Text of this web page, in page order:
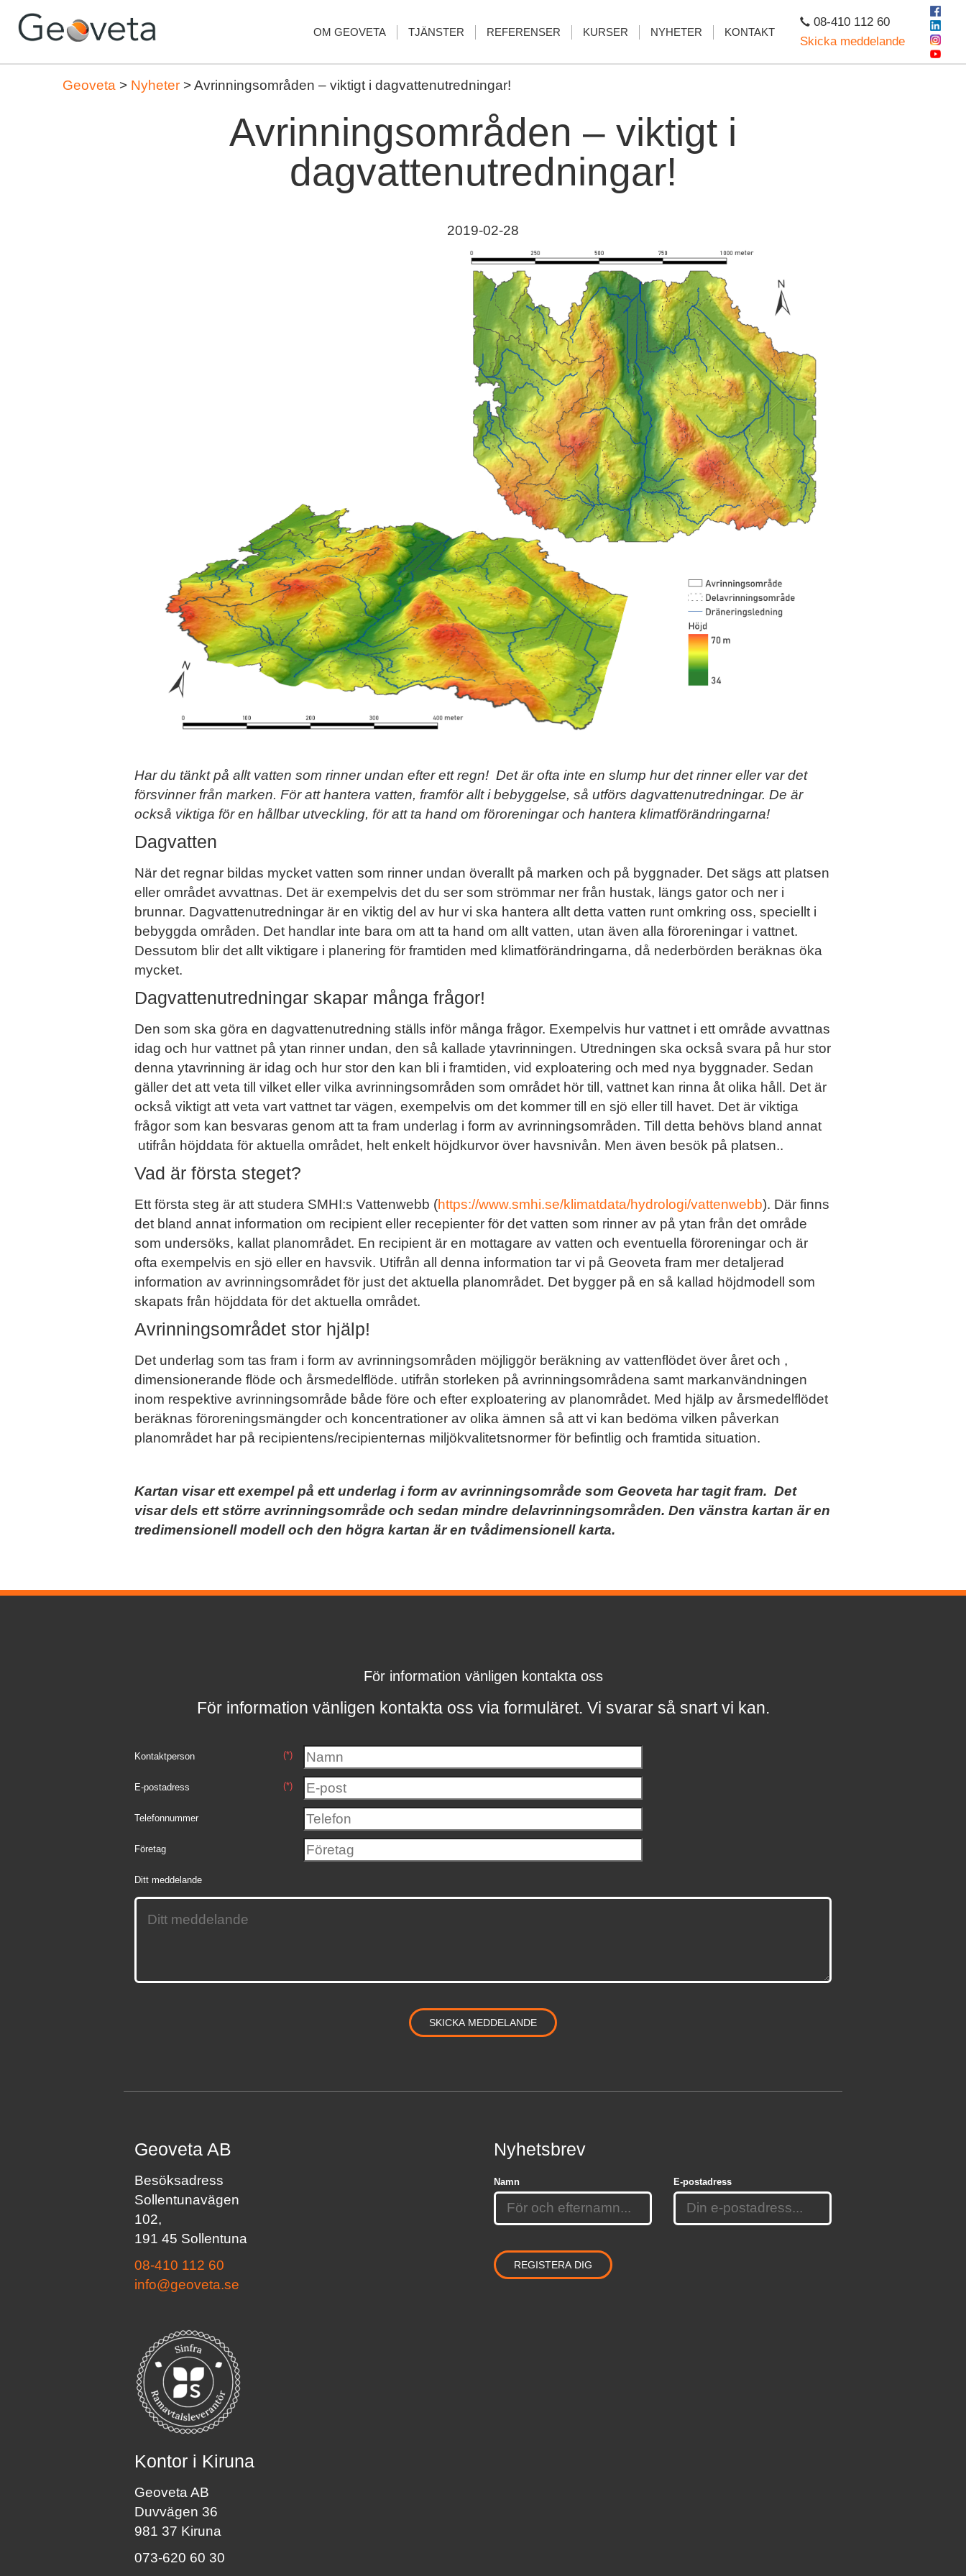
08-410 112 60
Skicka meddelande
OM GEOVETA TJÄNSTER REFERENSER KURSER NYHETER KONTAKT
Geoveta > Nyheter >Avrinningsområden – viktigt i dagvattenutredningar!
Avrinningsområden – viktigt i
dagvattenutredningar!
2019-02-28
Har du tänkt på allt vatten som rinner undan efter ett regn! Det är ofta inte en slump hur det rinner eller var det
försvinner från marken. För att hantera vatten, framför allt i bebyggelse, så utförs dagvattenutredningar. De är
också viktiga för en hållbar utveckling, för att ta hand om föroreningar och hantera klimatförändringarna!
Dagvatten
När det regnar bildas mycket vatten som rinner undan överallt på marken och på byggnader. Det sägs att platsen
eller området avvattnas. Det är exempelvis det du ser som strömmar ner från hustak, längs gator och ner i
brunnar. Dagvattenutredningar är en viktig del av hur vi ska hantera allt detta vatten runt omkring oss, speciellt i
bebyggda områden. Det handlar inte bara om att ta hand om allt vatten, utan även alla föroreningar i vattnet.
Dessutom blir det allt viktigare i planering för framtiden med klimatförändringarna, då nederbörden beräknas öka
mycket.
Dagvattenutredningar skapar många frågor!
Den som ska göra en dagvattenutredning ställs inför många frågor. Exempelvis hur vattnet i ett område avvattnas
idag och hur vattnet på ytan rinner undan, den så kallade ytavrinningen. Utredningen ska också svara på hur stor
denna ytavrinning är idag och hur stor den kan bli i framtiden, vid exploatering och med nya byggnader. Sedan
gäller det att veta till vilket eller vilka avrinningsområden som området hör till, vattnet kan rinna åt olika håll. Det är
också viktigt att veta vart vattnet tar vägen, exempelvis om det kommer till en sjö eller till havet. Det är viktiga
frågor som kan besvaras genom att ta fram underlag i form av avrinningsområden. Till detta behövs bland annat
utifrån höjddata för aktuella området, helt enkelt höjdkurvor över havsnivån. Men även besök på platsen..
Vad är första steget?
Ett första steg är att studera SMHI:s Vattenwebb (https://www.smhi.se/klimatdata/hydrologi/vattenwebb). Där finns
det bland annat information om recipient eller recepienter för det vatten som rinner av på ytan från det område
som undersöks, kallat planområdet. En recipient är en mottagare av vatten och eventuella föroreningar och är
ofta exempelvis en sjö eller en havsvik. Utifrån all denna information tar vi på Geoveta fram mer detaljerad
information av avrinningsområdet för just det aktuella planområdet. Det bygger på en så kallad höjdmodell som
skapats från höjddata för det aktuella området.
Avrinningsområdet stor hjälp!
Det underlag som tas fram i form av avrinningsområden möjliggör beräkning av vattenflödet över året och ,
dimensionerande flöde och årsmedelflöde. utifrån storleken på avrinningsområdena samt markanvändningen
inom respektive avrinningsområde både före och efter exploatering av planområdet. Med hjälp av årsmedelflödet
beräknas föroreningsmängder och koncentrationer av olika ämnen så att vi kan bedöma vilken påverkan
planområdet har på recipientens/recipienternas miljökvalitetsnormer för befintlig och framtida situation.
Kartan visar ett exempel på ett underlag i form av avrinningsområde som Geoveta har tagit fram. Det
visar dels ett större avrinningsområde och sedan mindre delavrinningsområden. Den vänstra kartan är en
tredimensionell modell och den högra kartan är en tvådimensionell karta.
För information vänligen kontakta oss
För information vänligen kontakta oss via formuläret. Vi svararså snart vi kan.
Kontaktperson (*)
E-postadress (*)
Telefonnummer
Företag
Ditt meddelande
Geoveta AB
Besöksadress
Sollentunavägen
102,
191 45 Sollentuna
08-410 112 60
info@geoveta.se
Kontor i Kiruna
Geoveta AB
Duvvägen 36
981 37 Kiruna
073-620 60 30
Nyhetsbrev
Namn E-postadress